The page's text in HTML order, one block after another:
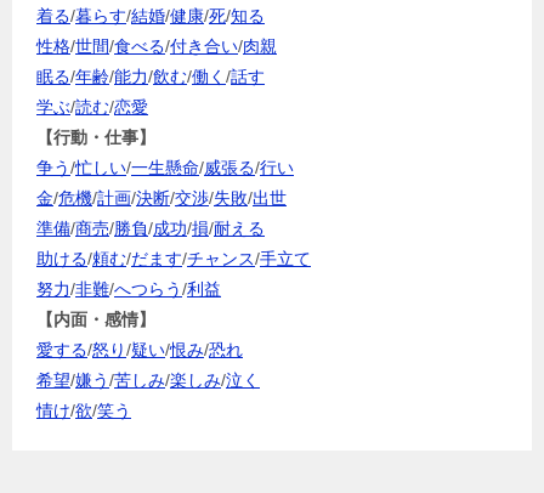
着る/暮らす/結婚/健康/死/知る
性格/世間/食べる/付き合い/肉親
眠る/年齢/能力/飲む/働く /話す
学ぶ/読む/恋愛
【行動・仕事】
争う/忙しい/一生懸命/威張る/行い
金/危機/計画/決断/交渉/失敗/出世
準備/商売/勝負/成功/損/耐える
助ける/頼む/だます/チャンス/手立て
努力/非難/へつらう/利益
【内面・感情】
愛する/怒り/疑い/恨み/恐れ
希望/嫌う/苦しみ/楽しみ/泣く
情け/欲/笑う